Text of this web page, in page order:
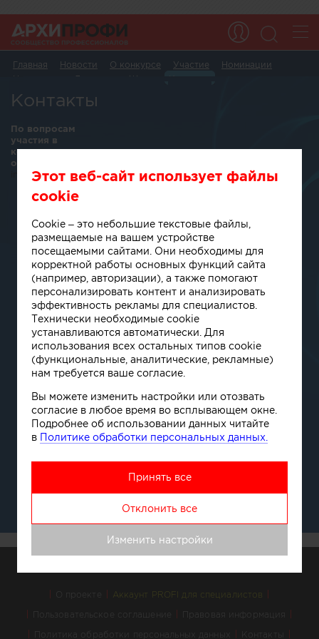
Главная Новости О конкурсе Участие
Номинации
Номинанты
Лауреаты Жюри Контакты
Контакты
По вопросам
участия в
конкурсе,
обращайтесь:
info@archiprofi.ru
О проекте Аккаунт PROFI для специалистов
Пользовательское соглашение Правовая информация
Политика обработки персональных данных Контакты
Этот веб-сайт использует файлы
cookie
Cookie – это небольшие текстовые файлы,
размещаемые на вашем устройстве
посещаемыми сайтами. Они необходимы для
корректной работы основных функций сайта
(например, авторизации), а также помогают
персонализировать контент и анализировать
эффективность рекламы для специалистов.
Технически необходимые cookie
устанавливаются автоматически. Для
использования всех остальных типов cookie
(функциональные, аналитические, рекламные)
нам требуется ваше согласие.
Вы можете изменить настройки или отозвать
согласие в любое время во всплывающем окне.
Подробнее об использовании данных читайте
в Политике обработки персональных данных.
Принять все
Отклонить все
Изменить настройки